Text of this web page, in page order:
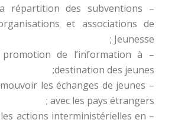
répartition des subventions
et associations de
Jeunesse ;
promotion de l’information à
destination des jeunes;
les échanges de jeunes
avec les pays étrangers ;
les actions interministérielles en